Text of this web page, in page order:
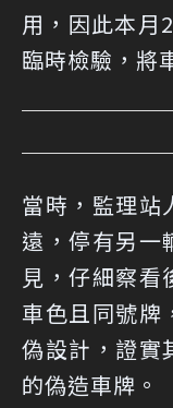
用，因此本月
臨時檢驗，將
當時，監理站
遠，停有另一
見，仔細察看
車色且同號牌
偽設計，證實
的偽造車牌。